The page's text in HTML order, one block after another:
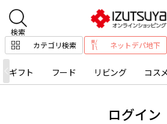
カテゴリ検索 ネットデパ地下
ギフト フード リビング コスメ
ログイン